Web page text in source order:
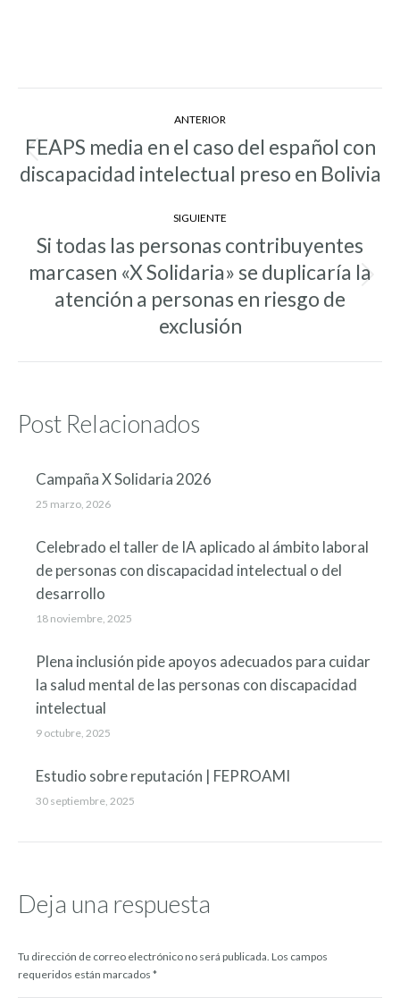
Navegación
entre
entradas
ANTERIOR
Entrada
anterior:
FEAPS media en el caso del español con
discapacidad intelectual preso en Bolivia
SIGUIENTE
Entrada
siguiente:
Si todas las personas contribuyentes
marcasen «X Solidaria» se duplicaría la
atención a personas en riesgo de
exclusión
Post Relacionados
Campaña X Solidaria 2026
25 marzo, 2026
Celebrado el taller de IA aplicado al ámbito laboral
de personas con discapacidad intelectual o del
desarrollo
18 noviembre, 2025
Plena inclusión pide apoyos adecuados para cuidar
la salud mental de las personas con discapacidad
intelectual
9 octubre, 2025
Estudio sobre reputación | FEPROAMI
30 septiembre, 2025
Deja una respuesta
Tu dirección de correo electrónico no será publicada. Los campos
requeridos están marcados *